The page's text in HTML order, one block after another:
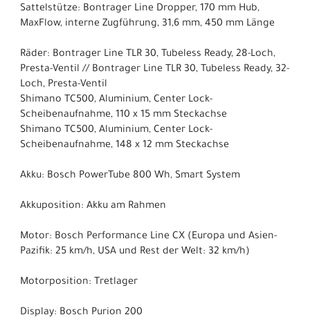
Sattelstütze: Bontrager Line Dropper, 170 mm Hub,
MaxFlow, interne Zugführung, 31,6 mm, 450 mm Länge
Räder: Bontrager Line TLR 30, Tubeless Ready, 28-Loch,
Presta-Ventil // Bontrager Line TLR 30, Tubeless Ready, 32-
Loch, Presta-Ventil
Shimano TC500, Aluminium, Center Lock-
Scheibenaufnahme, 110 x 15 mm Steckachse
Shimano TC500, Aluminium, Center Lock-
Scheibenaufnahme, 148 x 12 mm Steckachse
Akku: Bosch PowerTube 800 Wh, Smart System
Akkuposition: Akku am Rahmen
Motor: Bosch Performance Line CX (Europa und Asien-
Pazifik: 25 km/h, USA und Rest der Welt: 32 km/h)
Motorposition: Tretlager
Display: Bosch Purion 200